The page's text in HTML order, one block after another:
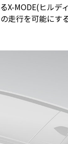
X-MODE(ヒルデ
走行を可能にす